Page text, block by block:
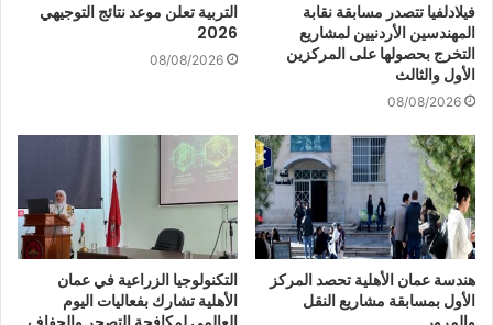
فيلادلفيا تتصدر مسابقة نقابة
المهندسين الأردنيين لمشاريع
التخرج بحصولها على المركزين
الأول والثالث
08/08/2026
التربية تعلن موعد نتائج التوجيهي
2026
08/08/2026
هندسة عمان الأهلية تحصد المركز
الأول بمسابقة مشاريع النقل
التكنولوجيا الزراعية في عمان
الأهلية تشارك بفعاليات اليوم